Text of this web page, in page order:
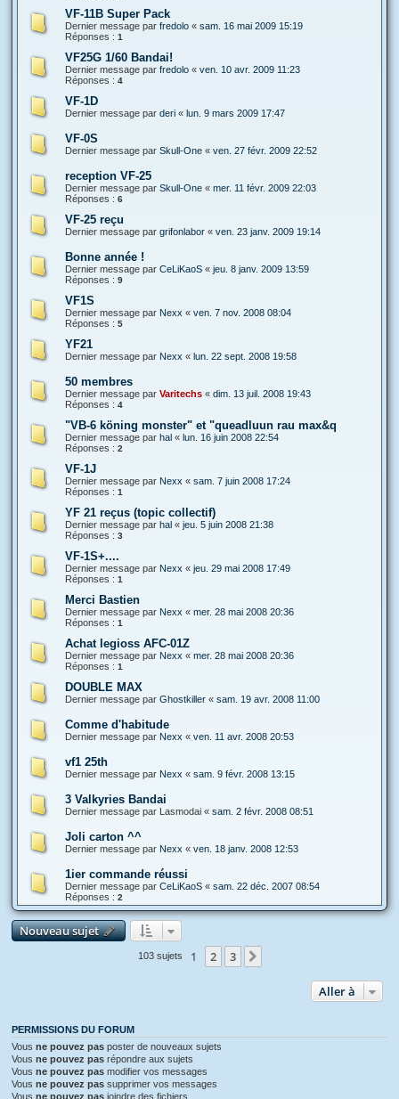
VF-11B Super Pack
Dernier message par fredolo « sam. 16 mai 2009 15:19
Réponses : 1
VF25G 1/60 Bandai!
Dernier message par fredolo « ven. 10 avr. 2009 11:23
Réponses : 4
VF-1D
Dernier message par deri « lun. 9 mars 2009 17:47
VF-0S
Dernier message par Skull-One « ven. 27 févr. 2009 22:52
reception VF-25
Dernier message par Skull-One « mer. 11 févr. 2009 22:03
Réponses : 6
VF-25 reçu
Dernier message par grifonlabor « ven. 23 janv. 2009 19:14
Bonne année !
Dernier message par CeLiKaoS « jeu. 8 janv. 2009 13:59
Réponses : 9
VF1S
Dernier message par Nexx « ven. 7 nov. 2008 08:04
Réponses : 5
YF21
Dernier message par Nexx « lun. 22 sept. 2008 19:58
50 membres
Dernier message par Varitechs « dim. 13 juil. 2008 19:43
Réponses : 4
"VB-6 köning monster" et "queadluun rau max&q
Dernier message par hal « lun. 16 juin 2008 22:54
Réponses : 2
VF-1J
Dernier message par Nexx « sam. 7 juin 2008 17:24
Réponses : 1
YF 21 reçus (topic collectif)
Dernier message par hal « jeu. 5 juin 2008 21:38
Réponses : 3
VF-1S+....
Dernier message par Nexx « jeu. 29 mai 2008 17:49
Réponses : 1
Merci Bastien
Dernier message par Nexx « mer. 28 mai 2008 20:36
Réponses : 1
Achat legioss AFC-01Z
Dernier message par Nexx « mer. 28 mai 2008 20:36
Réponses : 1
DOUBLE MAX
Dernier message par Ghostkiller « sam. 19 avr. 2008 11:00
Comme d'habitude
Dernier message par Nexx « ven. 11 avr. 2008 20:53
vf1 25th
Dernier message par Nexx « sam. 9 févr. 2008 13:15
3 Valkyries Bandai
Dernier message par Lasmodai « sam. 2 févr. 2008 08:51
Joli carton ^^
Dernier message par Nexx « ven. 18 janv. 2008 12:53
1ier commande réussi
Dernier message par CeLiKaoS « sam. 22 déc. 2007 08:54
Réponses : 2
Nouveau sujet
103 sujets 1 2 3
Aller à
PERMISSIONS DU FORUM
Vous ne pouvez pas poster de nouveaux sujets
Vous ne pouvez pas répondre aux sujets
Vous ne pouvez pas modifier vos messages
Vous ne pouvez pas supprimer vos messages
Vous ne pouvez pas joindre des fichiers